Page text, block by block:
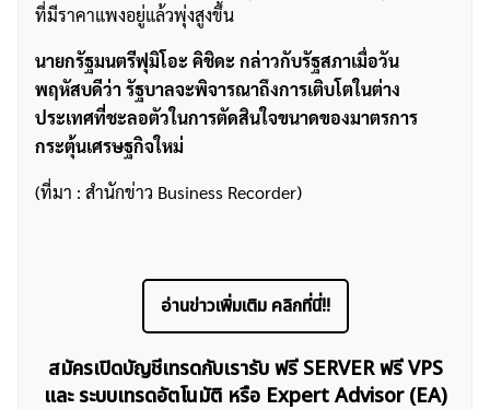
ที่มีราคาแพงอยู่แล้วพุ่งสูงขึ้น
นายกรัฐมนตรีฟุมิโอะ คิชิดะ กล่าวกับรัฐสภาเมื่อวัน
พฤหัสบดีว่า รัฐบาลจะพิจารณาถึงการเติบโตในต่าง
ประเทศที่ชะลอตัวในการตัดสินใจขนาดของมาตรการ
กระตุ้นเศรษฐกิจใหม่
(ที่มา : สำนักข่าว Business Recorder)
อ่านข่าวเพิ่มเติม คลิกที่นี่!!
สมัครเปิดบัญชีเทรดกับเรารับ ฟรี SERVER ฟรี VPS
และ ระบบเทรดอัตโนมัติ หรือ Expert Advisor (EA)